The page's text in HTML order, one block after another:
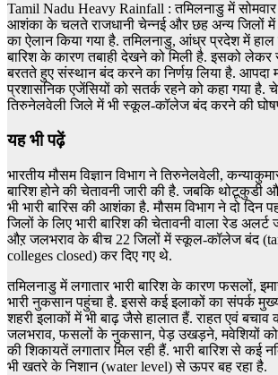
Tamil Nadu Heavy Rainfall : तमिलनाडु में सोमवार
आशंका के चलते राजधानी चेन्नई और छह अन्य जिलों
का ऐलान किया गया है. तमिलनाडु, आंध्र प्रदेश में हाल
बारिश के कारण तबाही देखने को मिली है. इसको लेकर
बरतते हुए संस्थान बंद करने का निर्णय़ लिया है. आपदा
प्रशासनिक एजेंसियों को सतर्क रहने को कहा गया है.
तिरुनेलवेली जिले में भी स्कूल-कॉलेज बंद करने की
यह भी पढ़ें
भारतीय मौसम विज्ञान विभाग ने तिरुनेलवेली,
बारिश होने की चेतावनी जारी की है. जबकि थोटूकुडी
भी भारी बारिस की आशंका है. मौसम विभाग ने दो दिन
जिलों के लिए भारी बारिश की चेतावनी वाला रेड अलर्ट
औऱ जलभराव के बीच 22 जिलों में स्कूल-कॉलेज बंद
colleges closed) कर दिए गए थे.
तमिलनाडु में लगातार भारी बारिश के कारण फसलों,
भारी नुकसान पहुंचा है. इससे कई इलाकों का संपर्क मुख्य
शहरी इलाकों में भी बाढ़ जैसे हालात हैं. राहत एवं बचाव
जलभराव, फसलों के नुकसान, पेड़ उखड़ने, मवेशियों
की शिकायतें लगातार मिल रही हैं. भारी बारिश से कई
भी खतरे के निशान (water level) से ऊपर बह रहा है.